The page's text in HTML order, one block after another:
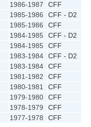
1986-1987
CFF
1985-1986
CFF - D2
1985-1986
CFF
1984-1985
CFF - D2
1984-1985
CFF
1983-1984
CFF - D2
1983-1984
CFF
1981-1982
CFF
1980-1981
CFF
1979-1980
CFF
1978-1979
CFF
1977-1978 CFF